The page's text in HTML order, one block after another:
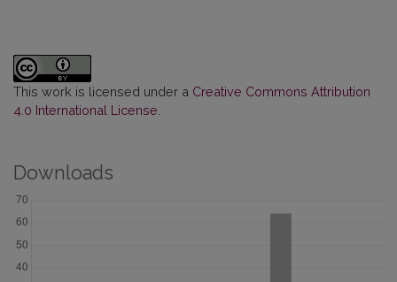
This work is licensed under a Creative Commons Attribution
4.0 International License
Downloads